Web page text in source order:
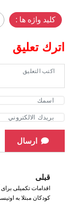
کلید واژه ها :
اترك تعليق
ارسال
قبلی
اقدامات تکمیلی
کودکان مبتلا به